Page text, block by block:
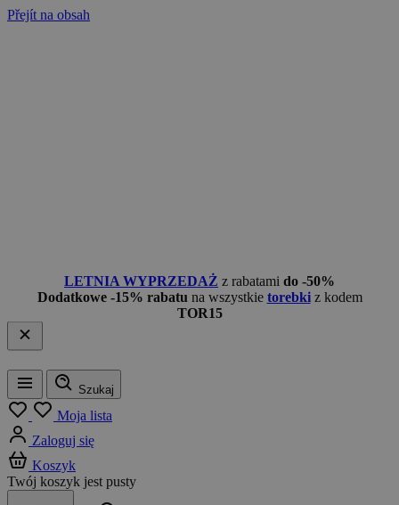
Přejít na obsah
LETNIA WYPRZEDAŻ z rabatami do -50%
Dodatkowe -15% rabatu na wszystkie torebkiz kodem
TOR15
Menu
Szukaj
Moja lista
Zaloguj się
Koszyk
Twój koszyk jest pusty